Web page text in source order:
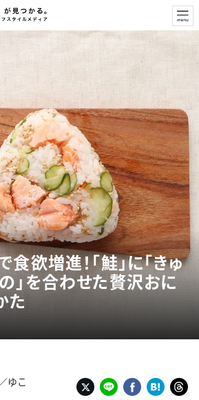
欲増進！「鮭」に「きゅ
」を合わせた贅沢おに
た
ゆこ